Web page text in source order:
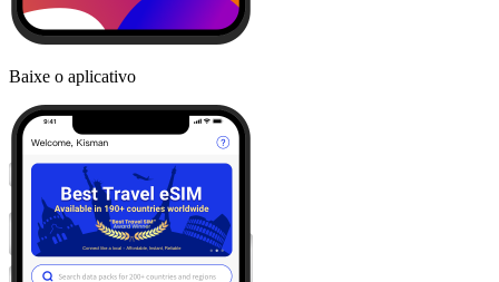
Baixe o aplicativo